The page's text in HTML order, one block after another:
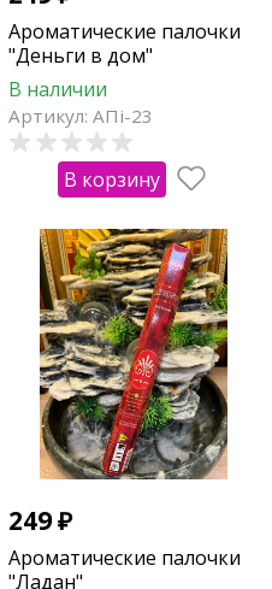
Ароматические палочки
"Деньги в дом"
В наличии
Артикул: АПi-23
В корзину
249₽
Ароматические палочки
"Ладан"